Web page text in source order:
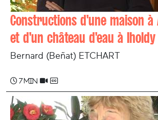
Constructions d'une maison à
et d'un château d'eau à Iholdy
Bernard (Beñat) ETCHART
7 min